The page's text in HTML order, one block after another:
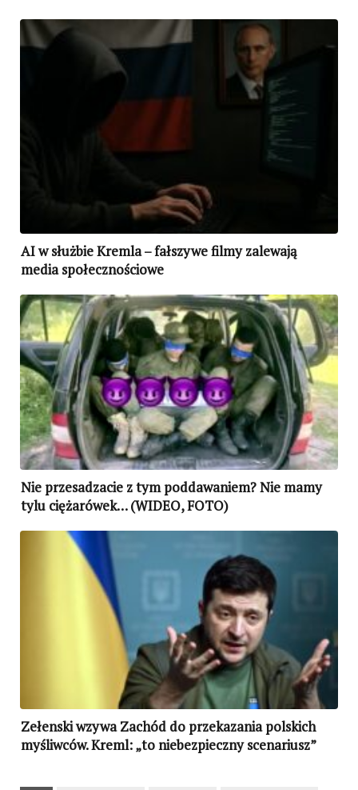
AI w służbie Kremla – fałszywe filmy zalewają
media społecznościowe
Nie przesadzacie z tym poddawaniem? Nie mamy
tylu ciężarówek… (WIDEO, FOTO)
Zełenski wzywa Zachód do przekazania polskich
myśliwców. Kreml: „to niebezpieczny scenariusz”